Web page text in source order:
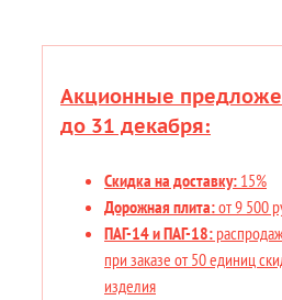
Акционные
до 31 декабря:
Скидка на доставку: 15%
Дорожная плита:от 9 500
ПАГ-14 и ПАГ-18:
при заказе от 50 единиц
изделия